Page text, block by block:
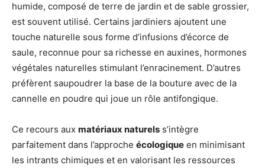
humide, composé de terre de jardin et de sable grossier,
est souvent utilisé. Certains jardiniers ajoutent une
touche naturelle sous forme d’infusions d’écorce de
saule, reconnue pour sa richesse en auxines, hormones
végétales naturelles stimulant l’enracinement. D’autres
préfèrent saupoudrer la base de la bouture avec de la
cannelle en poudre qui joue un rôle antifongique.
Ce recours aux matériaux naturels s’intègre
parfaitement dans l’approche écologique en minimisant
les intrants chimiques et en valorisant les ressources